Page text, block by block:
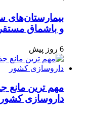
بیمارستان‌های
و باشماق
6 روز پیش
مهم ترین
داروسازی کشور